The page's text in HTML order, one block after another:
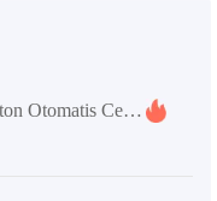
Analisis Keunggulan Produk Mixer Beton Otomatis Cerdas: Pilihan Ideal untuk Meningkatkan Kekonsistenan Beton dan Efisiensi Konstruksi